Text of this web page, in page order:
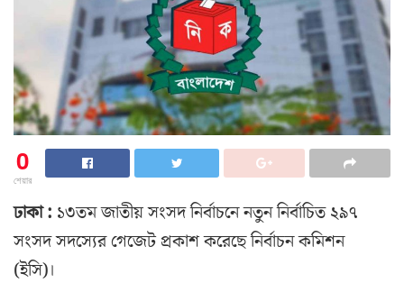
0
শেয়ার
ঢাকা : ১৩তম জাতীয় সংসদ নির্বাচনে নতুন নির্বাচিত ২৯৭
সংসদ সদস্যের গেজেট প্রকাশ করেছে নির্বাচন কমিশন
(ইসি)।